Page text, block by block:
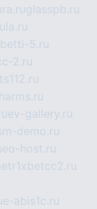
glasspb.ru
5.ru
2.ru
ev-gallery.ru
demo.ru
host.ru
e-abis1c.ru